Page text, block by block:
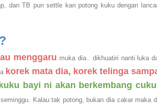
dan TB pun settle kan potong kuku dengan
menggaru muka dia.. dikhuatiri nanti luka
korek mata dia, korek telinga
kuku bayi ni akan berkembang
Kalau tak potong, bukan dia cakar maka